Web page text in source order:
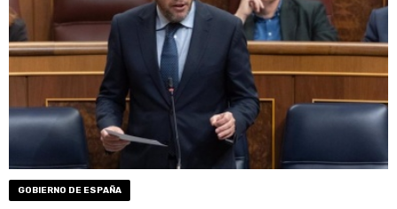
GOBIERNO DE ESPAÑA